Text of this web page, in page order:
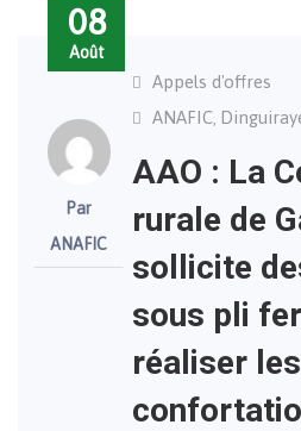
08
Août
Par
ANAFIC
Appels d'offres
ANAFIC,
AAO : La
rurale de
sollicite
sous pli
réaliser